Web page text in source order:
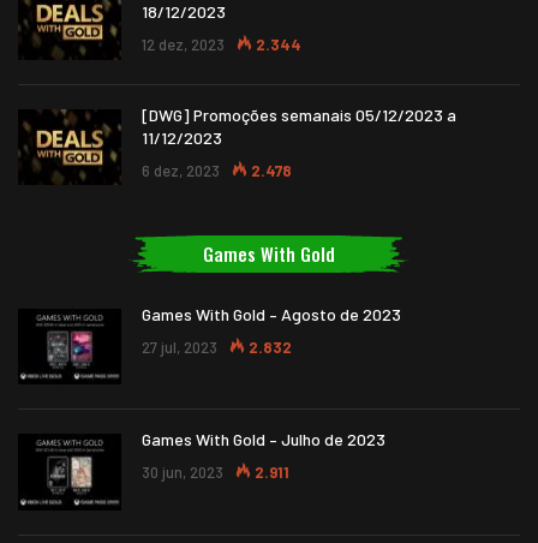
18/12/2023
12 dez, 2023 2.344
[DWG] Promoções semanais 05/12/2023 a
11/12/2023
6 dez, 2023 2.478
Games With Gold
Games With Gold – Agosto de 2023
27 jul, 2023 2.832
Games With Gold – Julho de 2023
30 jun, 2023 2.911